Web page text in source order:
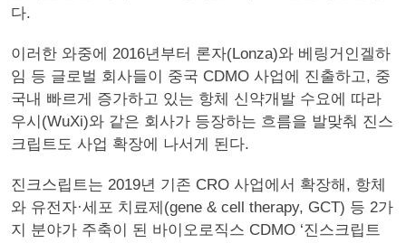
다.
이러한 와중에 2016년부터 론자(Lonza)와 베링거인겔하
임 등 글로벌 회사들이 중국 CDMO 사업에 진출하고, 중
국내 빠르게 증가하고 있는 항체 신약개발 수요에 따라
우시(WuXi)와 같은 회사가 등장하는 흐름을 발맞춰 진스
크립트도 사업 확장에 나서게 된다.
진크스립트는 2019년 기존 CRO 사업에서 확장해, 항체
와 유전자·세포 치료제(gene & cell therapy, GCT) 등 2가
지 분야가 주축이 된 바이오로직스 CDMO ‘진스크립트